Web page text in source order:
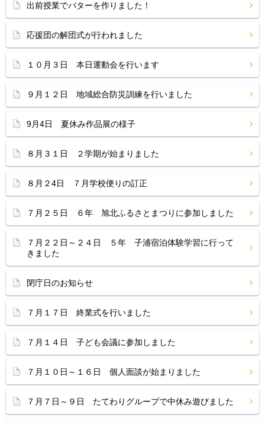
出前授業でバターを作りました！
応援団の解団式が行われました
１０月３日 本日運動会を行います
９月１２日 地域総合防災訓練を行いました
9月4日 夏休み作品展の様子
８月３１日 ２学期が始まりました
８月２4日 ７月学校便りの訂正
７月２５日 ６年 旭北ふるさとまつりに参加しました
７月２２日～２４日 ５年 子浦宿泊体験学習に行って
きました
閉庁日のお知らせ
７月１７日 終業式を行いました
７月１４日 子ども会議に参加しました
７月１０日～１６日 個人面談が始まりました
７月７日～９日 たてわりグループで中休み遊びました